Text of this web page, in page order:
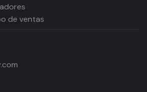
de ventas